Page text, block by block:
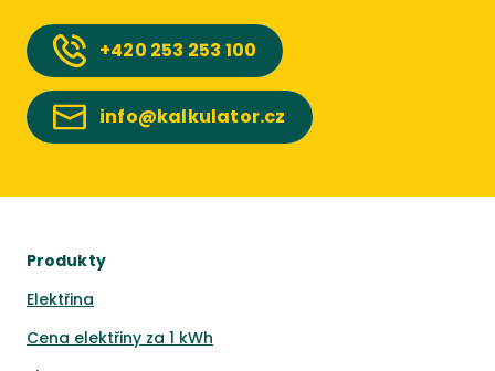
+420 253 253 100
info@kalkulator.cz
Produkty
Elektřina
Cena elektřiny za 1 kWh